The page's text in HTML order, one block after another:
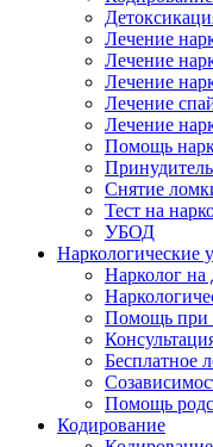
Лечение
Лечение
Лечение
Лечение
Лечение
Помощь
Снятие
Тест на
УБОД
Наркологические
Нарколог на
Помощь при
Бесплатное
Помощь
Кодирование